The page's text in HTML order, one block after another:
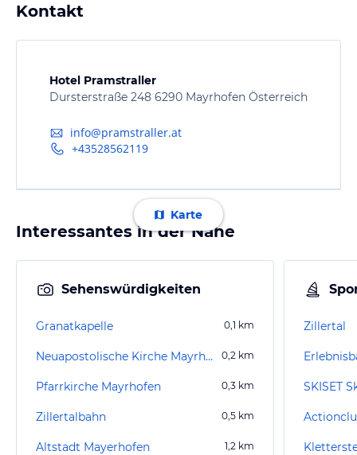
Kontakt
Hotel Pramstraller
Dursterstraße 248 6290 Mayrhofen Österreich
info@pramstraller.at
+43528562119
Karte
Interessantes in der Nähe
Sehenswürdigkeiten
Granatkapelle 0,1 km
Neuapostolische Kirche Mayrhofen 0,2 km
Pfarrkirche Mayrhofen 0,3 km
Zillertalbahn 0,5 km
Altstadt Mayerhofen 1,2 km
Zillertal
SKISET